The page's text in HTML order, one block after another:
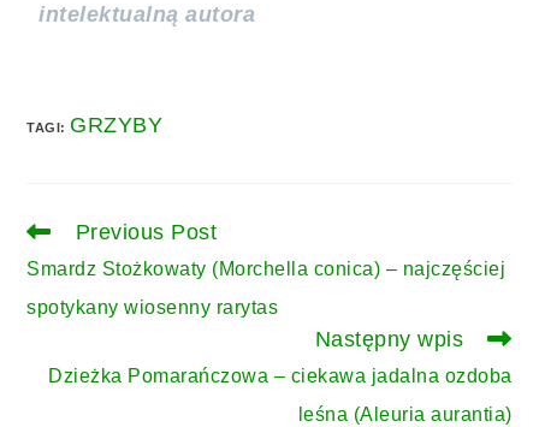
intelektualną autora
TAGI: GRZYBY
Previous Post
Smardz Stożkowaty (Morchella conica) – najczęściej
spotykany wiosenny rarytas
Następny wpis
Dzieżka Pomarańczowa – ciekawa jadalna ozdoba
leśna (Aleuria aurantia)